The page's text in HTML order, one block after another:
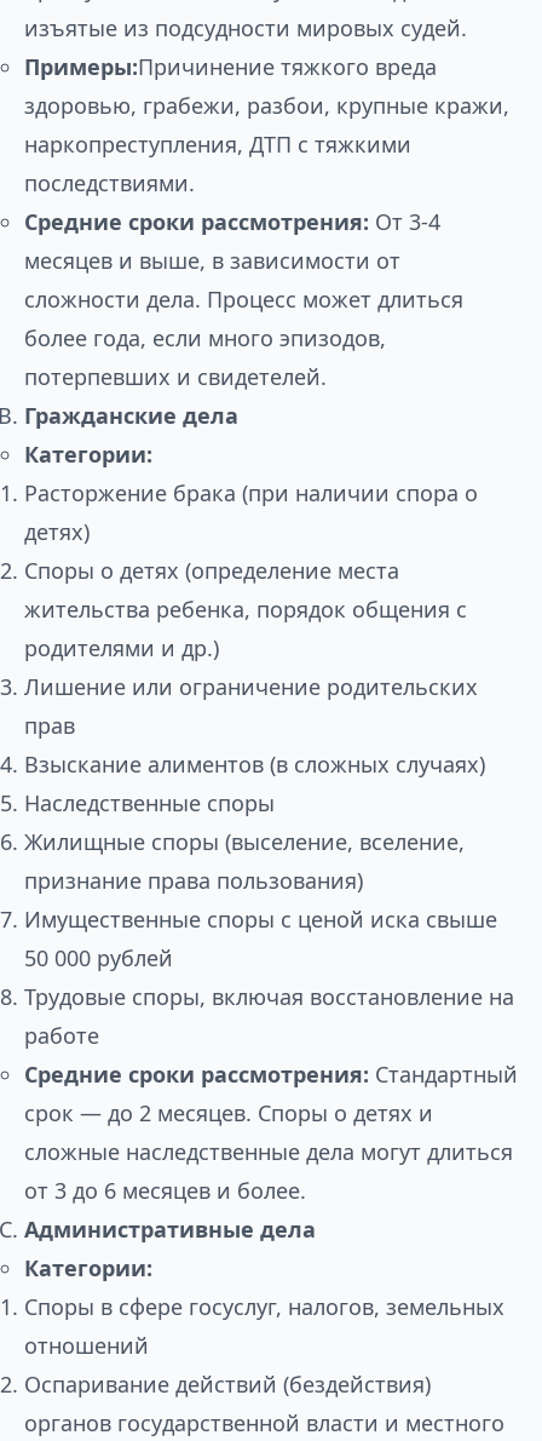
изъятые из подсудности мировых судей.
Примеры:Причинение тяжкого вреда
здоровью, грабежи, разбои, крупные кражи,
наркопреступления, ДТП с тяжкими
последствиями.
Средние сроки рассмотрения: От 3-4
месяцев и выше, в зависимости от
сложности дела. Процесс может длиться
более года, если много эпизодов,
потерпевших и свидетелей.
Гражданские дела
Категории:
Расторжение брака (при наличии спора о
детях)
Споры о детях (определение места
жительства ребенка, порядок общения с
родителями и др.)
Лишение или ограничение родительских
прав
Взыскание алиментов (в сложных случаях)
Наследственные споры
Жилищные споры (выселение, вселение,
признание права пользования)
Имущественные споры с ценой иска свыше
50 000 рублей
Трудовые споры, включая восстановление на
работе
Средние сроки рассмотрения: Стандартный
срок — до 2 месяцев. Споры о детях и
сложные наследственные дела могут длиться
от 3 до 6 месяцев и более.
Административные дела
Категории:
Споры в сфере госуслуг, налогов, земельных
отношений
Оспаривание действий (бездействия)
органов государственной власти и местного